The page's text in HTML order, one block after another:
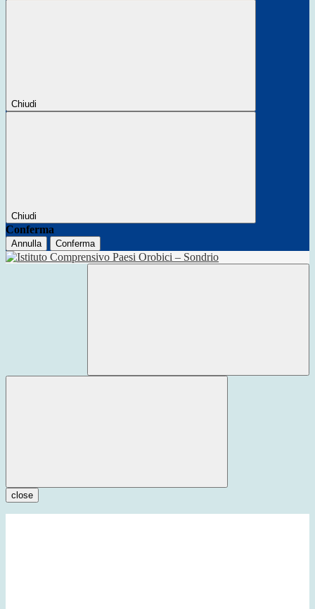
Chiudi
Chiudi
Conferma
Annulla Conferma
close